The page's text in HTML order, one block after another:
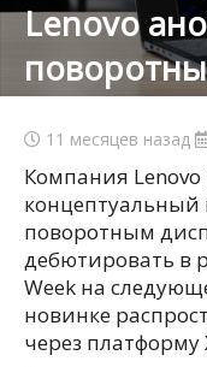
Lenovo
11 месяцев назад
Компания Lenovo
концептуальный
поворотным
дебютировать в
Week на
новинке
через платформу